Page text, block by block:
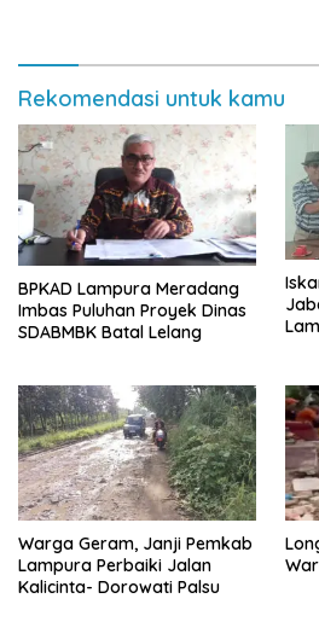
Rekomendasi untuk kamu
BPKAD Lampura Meradang
Imbas Puluhan Proyek Dinas
SDABMBK Batal Lelang
Warga Geram, Janji Pemkab
Lampura Perbaiki Jalan
Kalicinta- Dorowati Palsu